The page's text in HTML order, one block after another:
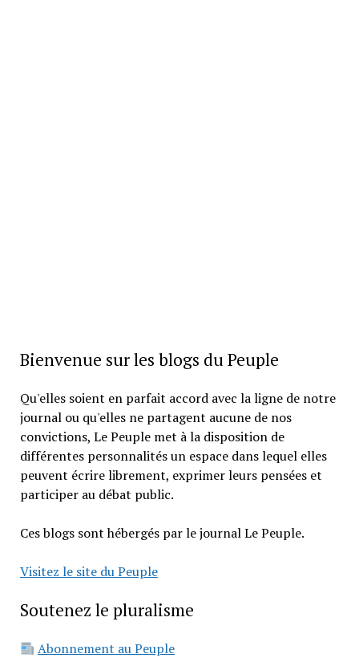
Bienvenue sur les blogs du Peuple
Qu'elles soient en parfait accord avec la ligne de notre
journal ou qu'elles ne partagent aucune de nos
convictions, Le Peuple met à la disposition de
différentes personnalités un espace dans lequel elles
peuvent écrire librement, exprimer leurs pensées et
participer au débat public.
Ces blogs sont hébergés par le journal Le Peuple.
Visitez le site du Peuple
Soutenez le pluralisme
Abonnement au Peuple